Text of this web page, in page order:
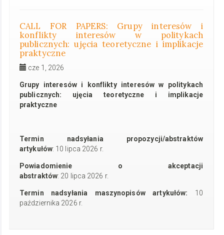
CALL FOR PAPERS: Grupy interesów i
konflikty interesów w politykach
publicznych: ujęcia teoretyczne i implikacje
praktyczne
cze 1, 2026
Grupy interesów i konflikty interesów w politykach
publicznych: ujęcia teoretyczne i implikacje
praktyczne
Termin nadsyłania propozycji/abstraktów
artykułów: 10 lipca 2026 r.
Powiadomienie o akceptacji
abstraktów: 20 lipca 2026 r.
Termin nadsyłania maszynopisów artykułów: 10
października 2026 r.